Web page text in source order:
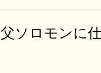
ソロモンに